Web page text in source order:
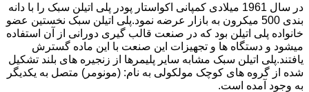
در سال 1961 میلادی کمپانی اکواستار پودر پلی اتیلن سبک را با دانه
بندی 500 میکرون به بازار عرضه نمود.پلی اتیلن سبک نخستین عضو
خانواده پلی اتیلن بود که در صنعت قالب گیری دورانی از آن استفاده
میشود و دستگاه ها و تجهیزات این صنعت با این ماده گسترش
یافتند.پلی اتیلن سبک مشابه سایر پلیمرها از زنجیره های بلند تشکیل
شده از گروه های کوچک مولکولی به نام: (مونومر) متصل به یکدیگر
به وجود آمده است.